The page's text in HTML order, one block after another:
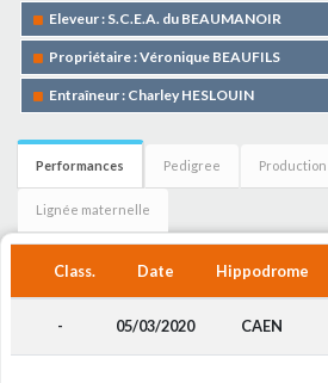
Eleveur : S.C.E.A. du BEAUMANOIR
Propriétaire : Véronique BEAUFILS
Entraîneur : Charley HESLOUIN
Performances Pedigree Production
Lignée maternelle
Class. Date Hippodrome
- 05/03/2020 CAEN